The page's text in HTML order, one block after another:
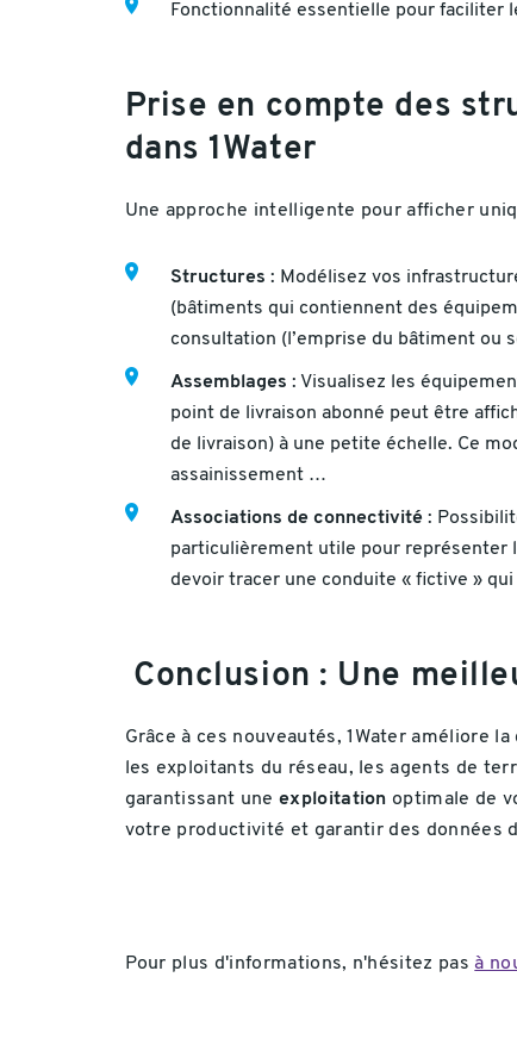
Fonctionnalité essentielle pour faciliter
Prise en compte des
dans 1Water
Une approche intelligente pour afficher
Structures : Modélisez vos
(bâtiments qui contiennent des
consultation (l’emprise du bâtiment ou
Assemblages : Visualisez les
point de livraison abonné peut être
de livraison) à une petite échelle. Ce
assainissement …
Associations de connectivité:
particulièrement utile pour représenter
devoir tracer une conduite « fictive »
Conclusion : Une
Grâce à ces nouveautés, 1Water améliore
les exploitants du réseau, les agents de
garantissant une exploitation optimale de
votre productivité et garantir des données
Pour plus d'informations, n'hésitez pas à